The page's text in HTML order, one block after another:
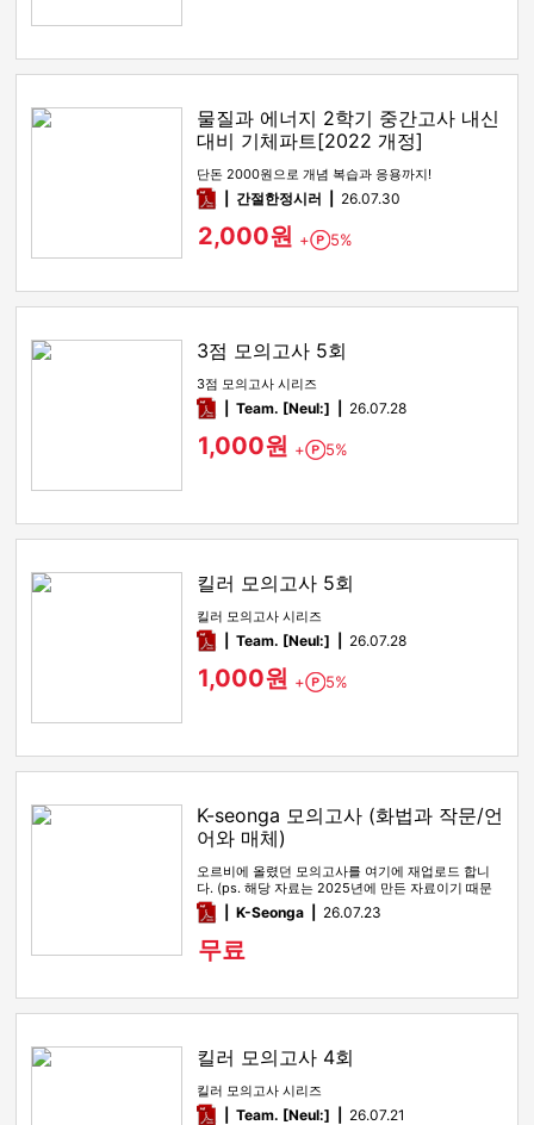
물질과 에너지 2학기 중간고사 내신
대비 기체파트[2022 개정]
단돈 2000원으로 개념 복습과 응용까지!
pdf간절한정시러 26.07.30
2,000원 + Point
5%
3점 모의고사 5회
3점 모의고사 시리즈
pdfTeam. [Neul:] 26.07.28
1,000원 + Point
5%
킬러 모의고사 5회
킬러 모의고사 시리즈
pdfTeam. [Neul:] 26.07.28
1,000원 + Point
5%
K-seonga 모의고사 (화법과 작문/언
어와 매체)
오르비에 올렸던 모의고사를 여기에 재업로드 합니
다. (ps. 해당 자료는 2025년에 만든 자료이기 때문
에, 올해 수능특강 …
pdfK-Seonga 26.07.23
무료
킬러 모의고사 4회
킬러 모의고사 시리즈
pdfTeam. [Neul:] 26.07.21